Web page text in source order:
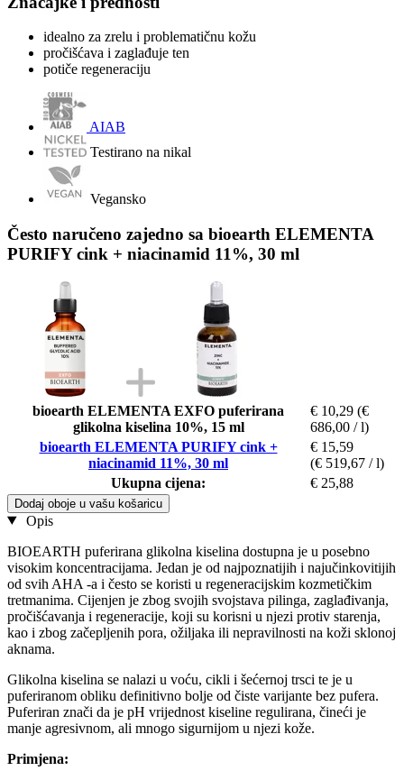
idealno za zrelu i problematičnu kožu
pročišćava i zaglađuje ten
potiče regeneraciju
AIAB
Testirano na nikal
Vegansko
Često naručeno zajedno sa bioearth ELEMENTA
PURIFY cink + niacinamid 11%, 30 ml
bioearth ELEMENTA EXFO puferirana
glikolna kiselina 10%, 15 ml
€ 10,29 (€
686,00 / l)
bioearth ELEMENTA PURIFY cink +
niacinamid 11%, 30 ml
€ 15,59
(€ 519,67 / l)
Ukupna cijena:
€ 25,88
Dodaj oboje u vašu košaricu
Opis
BIOEARTH puferirana glikolna kiselina dostupna je u posebno
visokim koncentracijama. Jedan je od najpoznatijih i najučinkovitijih
od svih AHA -a i često se koristi u regeneracijskim kozmetičkim
tretmanima. Cijenjen je zbog svojih svojstava pilinga, zaglađivanja,
pročišćavanja i regeneracije, koji su korisni u njezi protiv starenja,
kao i zbog začepljenih pora, ožiljaka ili nepravilnosti na koži sklonoj
aknama.
Glikolna kiselina se nalazi u voću, cikli i šećernoj trsci te je u
puferiranom obliku definitivno bolje od čiste varijante bez pufera.
Puferiran znači da je pH vrijednost kiseline regulirana, čineći je
manje agresivnom, ali mnogo sigurnijom u njezi kože.
Primjena: